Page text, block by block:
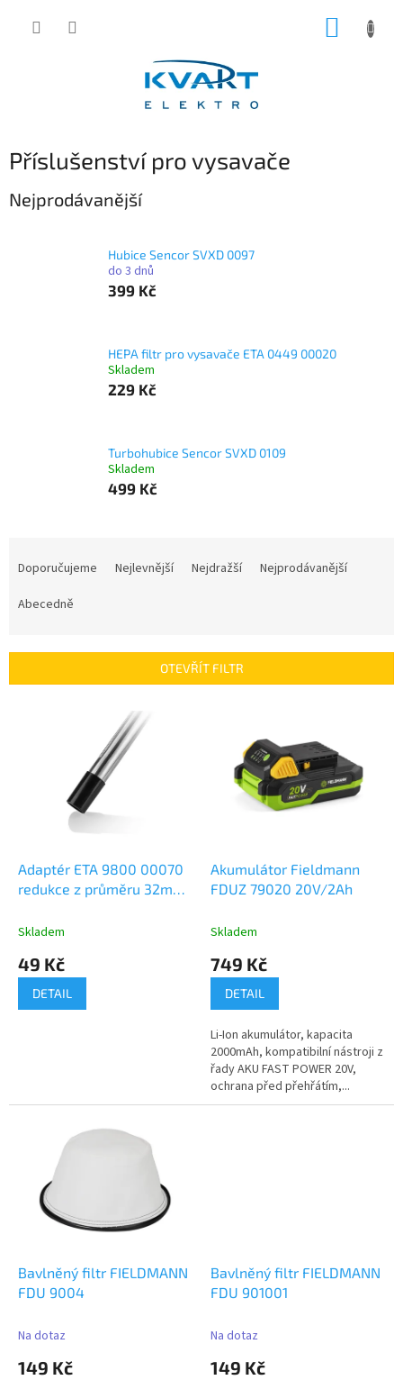
Příslušenství pro vysavače
Nejprodávanější
Hubice Sencor SVXD 0097
do 3 dnů
399 Kč
HEPA filtr pro vysavače ETA 0449 00020
Skladem
229 Kč
Turbohubice Sencor SVXD 0109
Skladem
499 Kč
r
Doporučujeme Nejlevnější Nejdražší
Nejprodávanější
Abecedně
OTEVŘÍT FILTR
Adaptér ETA 9800 00070
redukce z průměru 32mm
Skladem
49 Kč
DETAIL
Akumulátor Fieldmann
FDUZ 79020 20V/2Ah
Skladem
749 Kč
DETAIL
Li-Ion akumulátor, kapacita
2000mAh, kompatibilní nástroji z
řady AKU FAST POWER 20V,
ochrana před přehřátím,...
Bavlněný filtr FIELDMANN
FDU 9004
Na dotaz
149 Kč
Bavlněný filtr FIELDMANN
FDU 901001
Na dotaz
149 Kč